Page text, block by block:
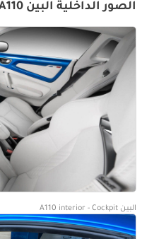
الصور الداخلية البين A110
البين A110 interior - Cockpit